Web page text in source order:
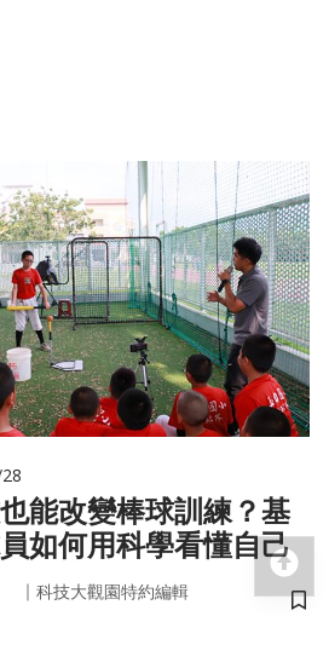
能改變棒球訓練？基
如何用科學看懂自己
｜ 科技大觀園特約編輯
儲